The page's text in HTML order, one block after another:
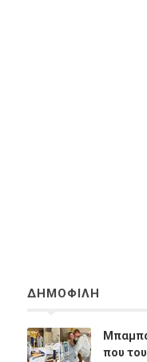
ΔΗΜΟΦΙΛΗ
που